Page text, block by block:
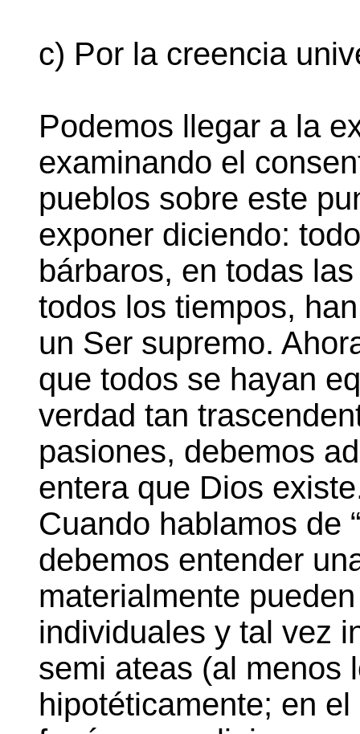
c) Por la creencia
Podemos llegar a la
examinando el
pueblos sobre este
exponer diciendo:
bárbaros, en todas
todos los tiempos,
un Ser supremo.
que todos se hayan
verdad tan
pasiones, debemos
entera que Dios
Cuando hablamos de
debemos entender
materialmente
individuales y tal vez
semi ateas (al menos
hipotéticamente; en